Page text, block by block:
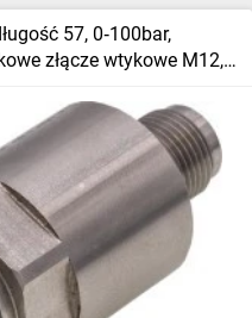
57, 0‑100bar,
złącze wtykowe M12,